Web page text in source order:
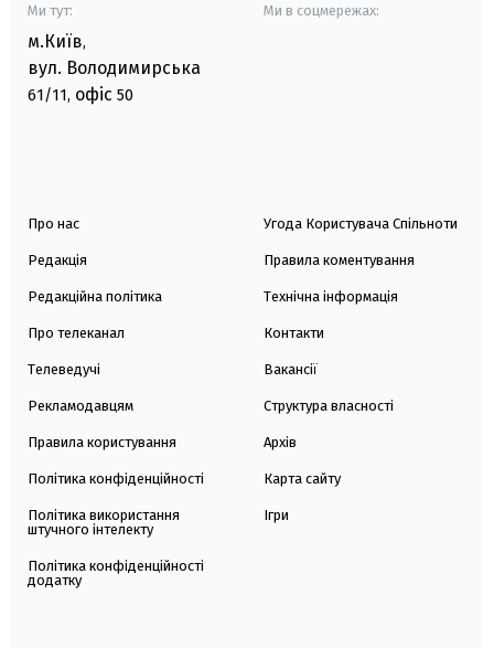
Ми тут:
м.Київ,
вул. Володимирська
61/11, офіс 50
Ми в соцмережах:
Про нас
Редакція
Редакційна політика
Про телеканал
Телеведучі
Рекламодавцям
Правила користування
Політика конфіденційності
Політика використання
штучного інтелекту
Політика конфіденційності
додатку
Угода Користувача Спільноти
Правила коментування
Технічна інформація
Контакти
Вакансії
Структура власності
Архів
Карта сайту
Ігри